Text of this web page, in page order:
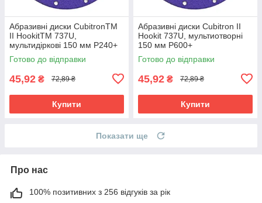
Абразивні диски CubitronTM
II HookitTM 737U,
мультидіркові 150 мм P240+
Готово до відправки
45,92 ₴ 72,89 ₴
Купити
Абразивні диски Cubitron II
Hookit 737U, мультиотворні
150 мм P600+
Готово до відправки
45,92 ₴ 72,89 ₴
Купити
Показати ще
Про нас
100% позитивних з 256 відгуків за рік